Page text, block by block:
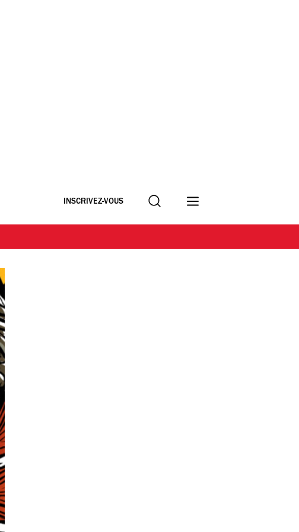
INSCRIVEZ-VOUS Recherche